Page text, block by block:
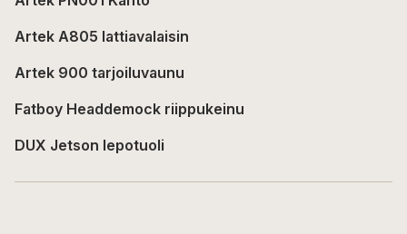
Artek A805 lattiavalaisin
Artek 900 tarjoiluvaunu
Fatboy Headdemock riippukeinu
DUX Jetson lepotuoli